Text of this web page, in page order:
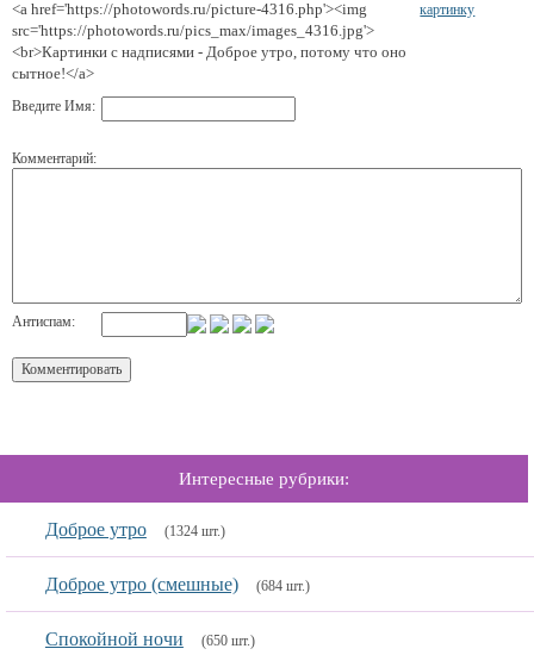
<a href='https://photowords.ru/picture-4316.php'><img
src='https://photowords.ru/pics_max/images_4316.jpg'>
<br>Картинки с надписями - Доброе утро, потому что оно
сытное!</a>
картинку
Введите Имя:
Комментарий:
Антиспам:
Интересные рубрики:
Доброе утро (1324 шт.)
Доброе утро (смешные) (684 шт.)
Спокойной ночи (650 шт.)